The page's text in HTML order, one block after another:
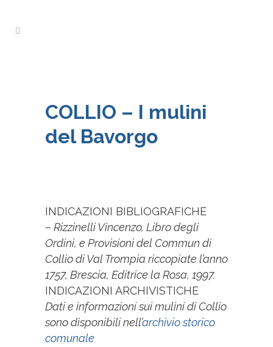
COLLIO – I mulini
del Bavorgo
INDICAZIONI BIBLIOGRAFICHE
– Rizzinelli Vincenzo, Libro degli
Ordini, e Provisioni del Commun di
Collio di Val Trompia riccopiate l’anno
1757, Brescia, Editrice la Rosa, 1997.
INDICAZIONI ARCHIVISTICHE
Dati e informazioni sui mulini di Collio
sono disponibili nell’archivio storico
comunale